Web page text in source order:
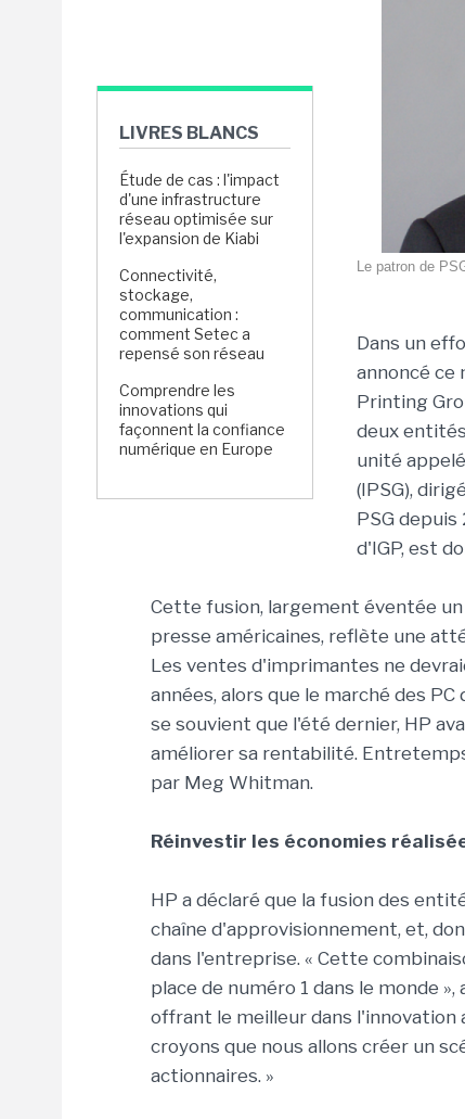
LIVRES BLANCS
Étude de cas : l'impact
d'une infrastructure
réseau optimisée sur
l'expansion de Kiabi
Connectivité,
stockage,
communication :
comment Setec a
repensé son réseau
Comprendre les
innovations qui
façonnent la confiance
numérique en Europe
Le patron de
Dans un
annoncé ce
Printing
deux
unité
(IPSG),
PSG
d'IGP, est
Cette fusion, largement éventée
presse américaines, reflète une
Les ventes d'imprimantes ne
années, alors que le marché des
se souvient que l'été dernier, HP
améliorer sa rentabilité.
par Meg Whitman.
Réinvestir les économies
HP a déclaré que la fusion des
chaîne d'approvisionnement, et,
dans l'entreprise. « Cette
place de numéro 1 dans le monde
offrant le meilleur dans l'innovation
croyons que nous allons créer un
actionnaires. »